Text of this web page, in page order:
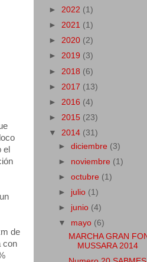
el
de
con
► 2022 (1)
► 2021 (1)
► 2020 (2)
► 2019 (3)
► 2018 (6)
► 2017 (13)
► 2016 (4)
► 2015 (23)
▼ 2014 (31)
►diciembre (3)
► noviembre (1)
►octubre (1)
► julio (1)
► junio (4)
▼ mayo (6)
MARCHA GRAN
MUSSARA 2014